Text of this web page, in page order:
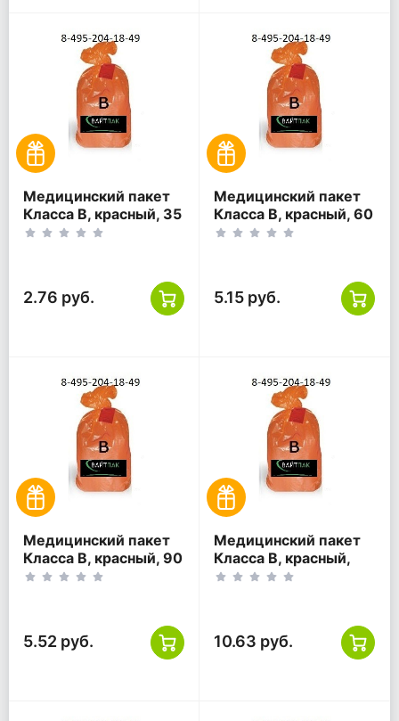
Медицинский пакет
Класса В, красный, 35
литров, 500*600
2.76 руб.
Медицинский пакет
Класса В, красный, 60
литров, 700*800
5.15 руб.
Медицинский пакет
Класса В, красный, 90
литров, 600*1000
5.52 руб.
Медицинский пакет
Класса В, красный,
110 литров, 700*1100
10.63 руб.